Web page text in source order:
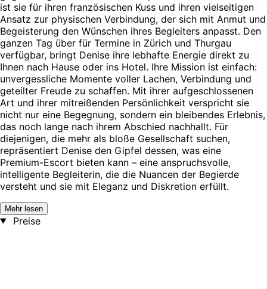
ist sie für ihren französischen Kuss und ihren vielseitigen
Ansatz zur physischen Verbindung, der sich mit Anmut und
Begeisterung den Wünschen ihres Begleiters anpasst. Den
ganzen Tag über für Termine in Zürich und Thurgau
verfügbar, bringt Denise ihre lebhafte Energie direkt zu
Ihnen nach Hause oder ins Hotel. Ihre Mission ist einfach:
unvergessliche Momente voller Lachen, Verbindung und
geteilter Freude zu schaffen. Mit ihrer aufgeschlossenen
Art und ihrer mitreißenden Persönlichkeit verspricht sie
nicht nur eine Begegnung, sondern ein bleibendes Erlebnis,
das noch lange nach ihrem Abschied nachhallt. Für
diejenigen, die mehr als bloße Gesellschaft suchen,
repräsentiert Denise den Gipfel dessen, was eine
Premium-Escort bieten kann – eine anspruchsvolle,
intelligente Begleiterin, die die Nuancen der Begierde
versteht und sie mit Eleganz und Diskretion erfüllt.
Mehr lesen
Preise